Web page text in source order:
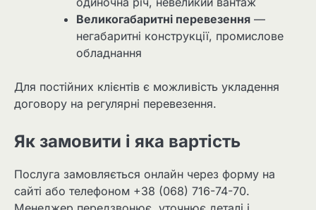
Великогабаритні перевезення —
негабаритні конструкції, промислове
обладнання
Для постійних клієнтів є можливість укладення
договору на регулярні перевезення.
Як замовити і яка вартість
Послуга замовляється онлайн через форму на
сайті або телефоном +38 (068) 716-74-70.